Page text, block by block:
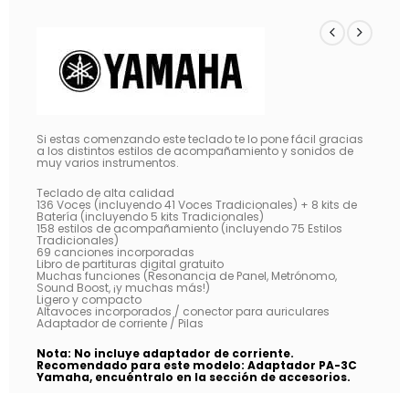
Si estas comenzando este teclado te lo pone fácil gracias
a los distintos estilos de acompañamiento y sonidos de
muy varios instrumentos.
Teclado de alta calidad
136 Voces (incluyendo 41 Voces Tradicionales) + 8 kits de
Batería (incluyendo 5 kits Tradicionales)
158 estilos de acompañamiento (incluyendo 75 Estilos
Tradicionales)
69 canciones incorporadas
Libro de partituras digital gratuito
Muchas funciones (Resonancia de Panel, Metrónomo,
Sound Boost, ¡y muchas más!)
Ligero y compacto
Altavoces incorporados / conector para auriculares
Adaptador de corriente / Pilas
Nota: No incluye adaptador de corriente.
Recomendado para este modelo: Adaptador PA-3C
Yamaha, encuéntralo en la sección de accesorios.